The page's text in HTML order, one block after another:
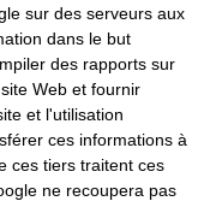
sur des serveurs aux
dans le but
des rapports sur
Web et fournir
et l'utilisation
ces informations à
ces tiers traitent ces
ne recoupera pas